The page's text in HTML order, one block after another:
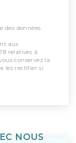
des données
aux
relatives à
conservez la
les rectifier si
NOUS